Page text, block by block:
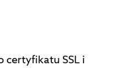
certyfikatu SSL i